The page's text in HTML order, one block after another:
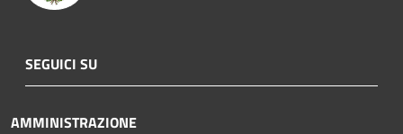
SEGUICI SU
AMMINISTRAZIONE